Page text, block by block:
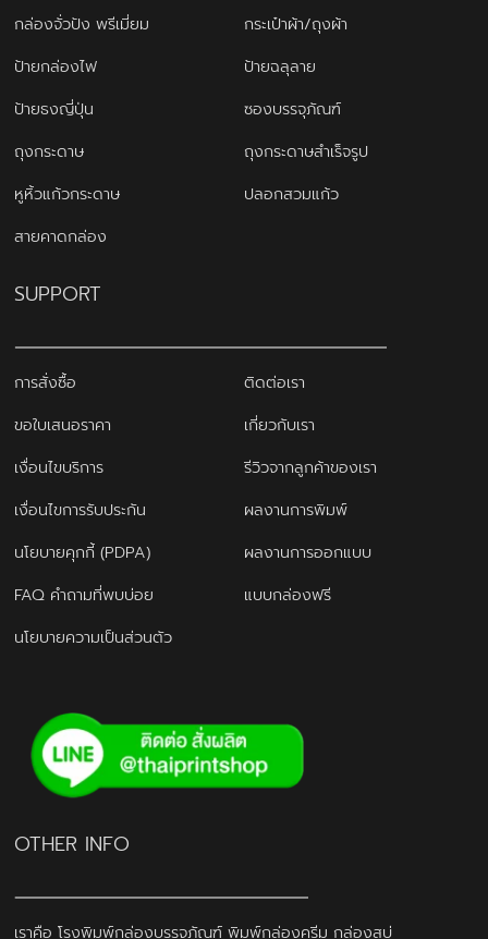
กล่องจั่วปัง พรีเมี่ยม
กระเป๋าผ้า/ถุงผ้า
ป้ายกล่องไฟ
ป้ายฉลุลาย
ป้ายธงญี่ปุ่น
ซองบรรจุภัณฑ์
ถุงกระดาษ
ถุงกระดาษสำเร็จรูป
หูหิ้วแก้วกระดาษ
ปลอกสวมแก้ว
สายคาดกล่อง
SUPPORT
การสั่งซื้อ
ติดต่อเรา
ขอใบเสนอราคา
เกี่ยวกับเรา
เงื่อนไขบริการ
รีวิวจากลูกค้าของเรา
เงื่อนไขการรับประกัน
ผลงานการพิมพ์
นโยบายคุกกี้ (PDPA)
ผลงานการออกแบบ
FAQ คำถามที่พบบ่อย
แบบกล่องฟรี
นโยบายความเป็นส่วนตัว
OTHER INFO
เราคือ โรงพิมพ์กล่องบรรจุภัณฑ์ พิมพ์กล่องครีม กล่องสบู่